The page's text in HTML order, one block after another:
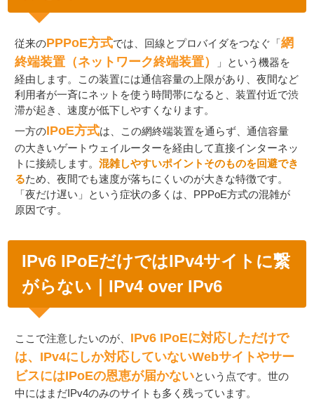
従来のPPPoE方式では、回線とプロバイダをつなぐ「網
終端装置（ネットワーク終端装置）
」という機器を
経由します。この装置には通信容量の上限があり、夜間など
利用者が一斉にネットを使う時間帯になると、装置付近で渋
滞が起き、速度が低下しやすくなります。
一方のIPoE方式は、この網終端装置を通らず、通信容量
の大きいゲートウェイルーターを経由して直接インターネッ
トに接続します。混雑しやすいポイントそのものを回避でき
るため、夜間でも速度が落ちにくいのが大きな特徴です。
「夜だけ遅い」という症状の多くは、PPPoE方式の混雑が
原因です。
IPv6 IPoEだけではIPv4サイトに繋
がらない｜IPv4 over IPv6
ここで注意したいのが、 IPv6 IPoEに対応しただけで
は、IPv4にしか対応していないWebサイトやサー
ビスにはIPoEの恩恵が届かないという点です。世の
中にはまだIPv4のみのサイトも多く残っています。